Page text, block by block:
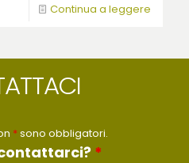
Continua a leggere
*sono obbligatori.
*